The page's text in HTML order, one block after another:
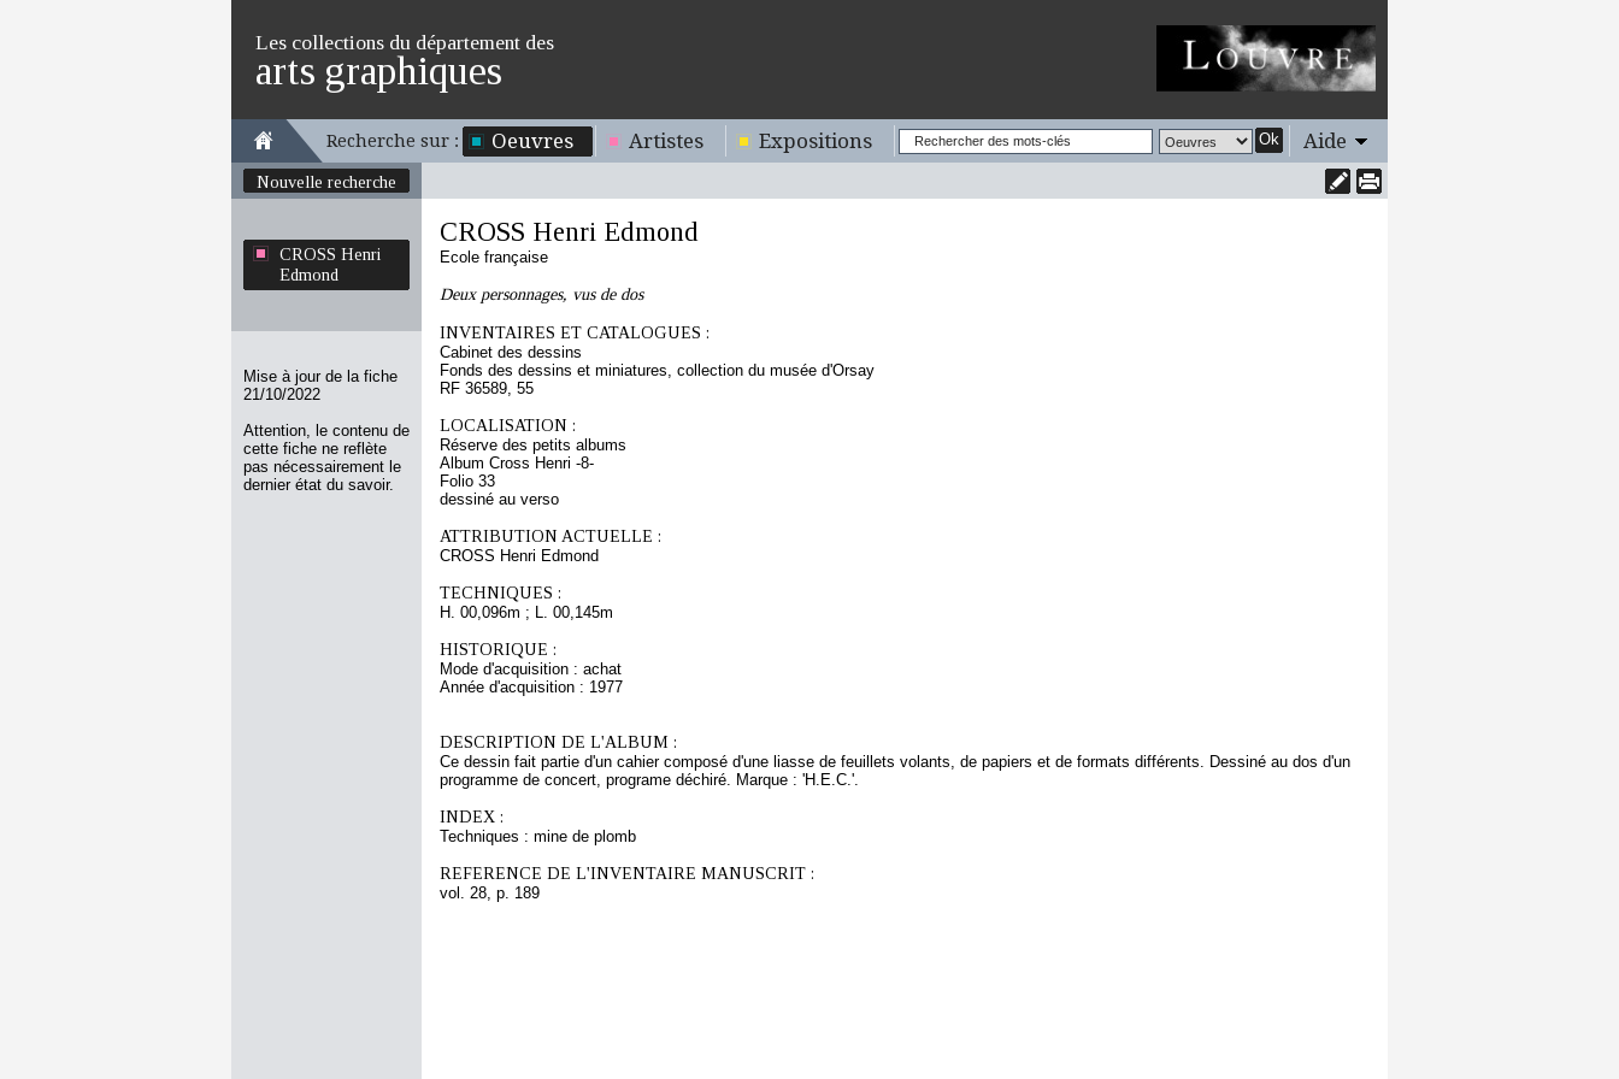
Les collections du département des
arts graphiques
Recherche sur : Oeuvres Artistes Expositions Ok Aide
Nouvelle recherche
CROSS Henri
Edmond
Mise à jour de la fiche
21/10/2022
Attention, le contenu de
cette fiche ne reflète
pas nécessairement le
dernier état du savoir.
CROSS Henri Edmond
Ecole française
Deux personnages, vus de dos
INVENTAIRES ET CATALOGUES :
Cabinet des dessins
Fonds des dessins et miniatures, collection du musée d'Orsay
RF 36589, 55
LOCALISATION :
Réserve des petits albums
Album Cross Henri -8-
Folio 33
dessiné au verso
ATTRIBUTION ACTUELLE :
CROSS Henri Edmond
TECHNIQUES :
H. 00,096m ; L. 00,145m
HISTORIQUE :
Mode d'acquisition : achat
Année d'acquisition : 1977
DESCRIPTION DE L'ALBUM :
Ce dessin fait partie d'un cahier composé d'une liasse de feuillets volants, de papiers et de formats différents. Dessiné au dos d'un
programme de concert, programe déchiré. Marque : 'H.E.C.'.
INDEX :
Techniques : mine de plomb
REFERENCE DE L'INVENTAIRE MANUSCRIT :
vol. 28, p. 189